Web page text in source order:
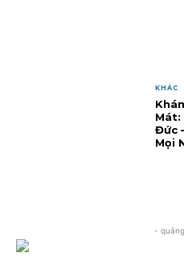
KHÁC
Mát:
Đức
Mọi
-